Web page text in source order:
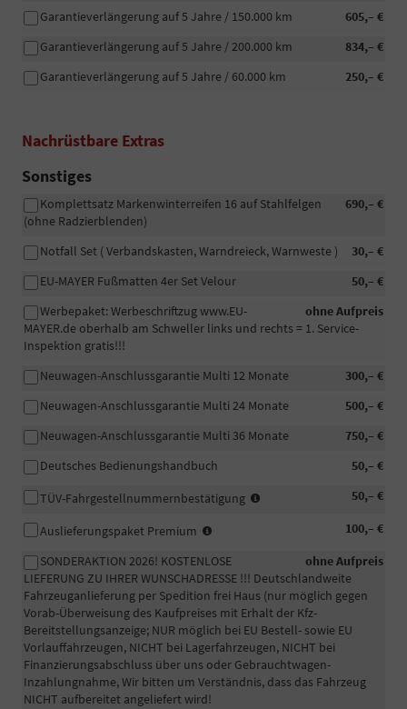
605,– €
Garantieverlängerung auf 5 Jahre / 150.000 km
834,– €
Garantieverlängerung auf 5 Jahre / 200.000 km
250,– €
Garantieverlängerung auf 5 Jahre / 60.000 km
Nachrüstbare Extras
Sonstiges
690,– €
Komplettsatz Markenwinterreifen 16 auf Stahlfelgen
(ohne Radzierblenden)
30,– €
Notfall Set ( Verbandskasten, Warndreieck, Warnweste )
50,– €
EU-MAYER Fußmatten 4er Set Velour
ohne Aufpreis
Werbepaket: Werbeschriftzug www.EU-
MAYER.de oberhalb am Schweller links und rechts = 1. Service-
Inspektion gratis!!!
300,– €
Neuwagen-Anschlussgarantie Multi 12 Monate
500,– €
Neuwagen-Anschlussgarantie Multi 24 Monate
750,– €
Neuwagen-Anschlussgarantie Multi 36 Monate
50,– €
Deutsches Bedienungshandbuch
50,– €
TÜV-Fahrgestellnummernbestätigung
beglaubigte
Bestätigung
der
Fahrgestellnummer
Ihres
PKW
für
100,– €
Auslieferungspaket Premium
Premium:
Das
Fahrzeug
wird
professionell
in
unserem
eigenen
ohne Aufpreis
SONDERAKTION 2026! KOSTENLOSE
LIEFERUNG ZU IHRER WUNSCHADRESSE !!! Deutschlandweite
Fahrzeuganlieferung per Spedition frei Haus (nur möglich gegen
Vorab-Überweisung des Kaufpreises mit Erhalt der Kfz-
Bereitstellungsanzeige; NUR möglich bei EU Bestell- sowie EU
Vorlauffahrzeugen, NICHT bei Lagerfahrzeugen, NICHT bei
Finanzierungsabschluss über uns oder Gebrauchtwagen-
Inzahlungnahme, Wir bitten um Verständnis, dass das Fahrzeug
NICHT aufbereitet angeliefert wird!